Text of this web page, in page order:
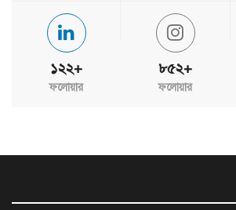
১২২+
ফলোয়ার
৮৫২+
ফলোয়ার